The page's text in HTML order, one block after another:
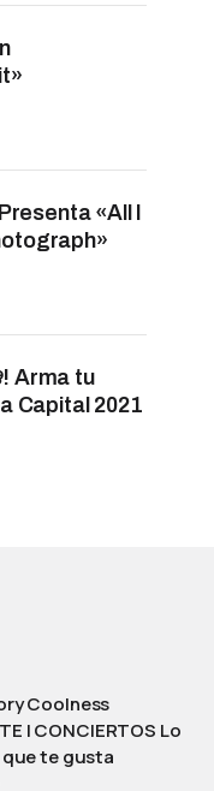
«All I
Arma tu
Capital 2021
Coolness
| CONCIERTOS Lo
que te gusta